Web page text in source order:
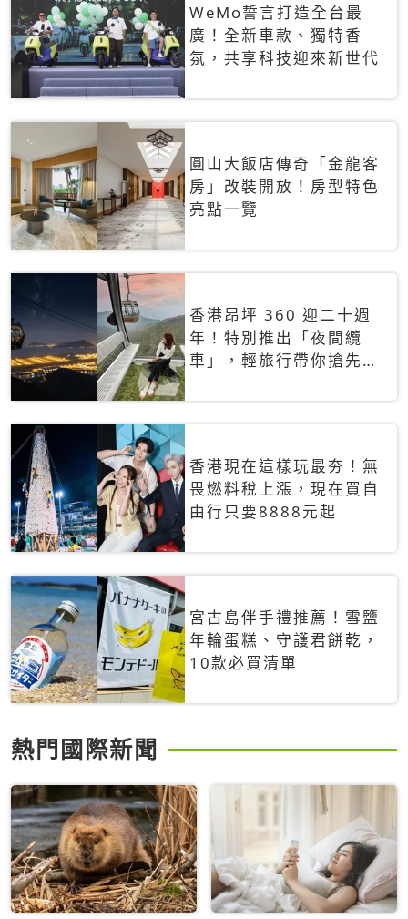
WeMo誓言打造全台最
廣！全新車款、獨特香
氛，共享科技迎來新世代
圓山大飯店傳奇「金龍客
房」改裝開放！房型特色
亮點一覽
香港昂坪 360 迎二十週
年！特別推出「夜間纜
車」，輕旅行帶你搶先揭
香港現在這樣玩最夯！無
畏燃料稅上漲，現在買自
由行只要8888元起
宮古島伴手禮推薦！雪鹽
年輪蛋糕、守護君餅乾，
10款必買清單
熱門國際新聞